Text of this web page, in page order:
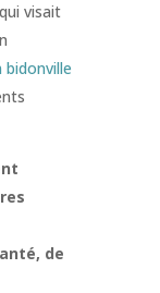
visait
bidonville
de